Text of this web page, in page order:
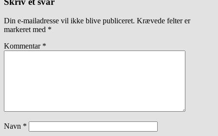
Din e-mailadresse vil ikke blive publiceret. Krævede felter er
markeret med *
Kommentar *
Navn *